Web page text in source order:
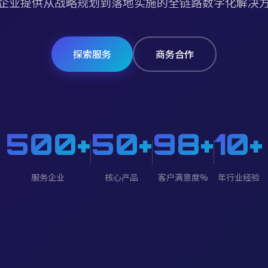
探索服务 商务合作
500+
服务企业
50+
核心产品
98+
客户满意度%
10+
年行业经验